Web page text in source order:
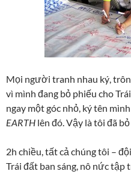
Mọi người tranh nhau ký,
vì mình đang bỏ phiếu cho
ngay một góc nhỏ, ký tên
EARTH lên đó. Vậy là tôi đã
2h chiều, tất cả chúng tôi –
Trái đất ban sáng, nô nức tập